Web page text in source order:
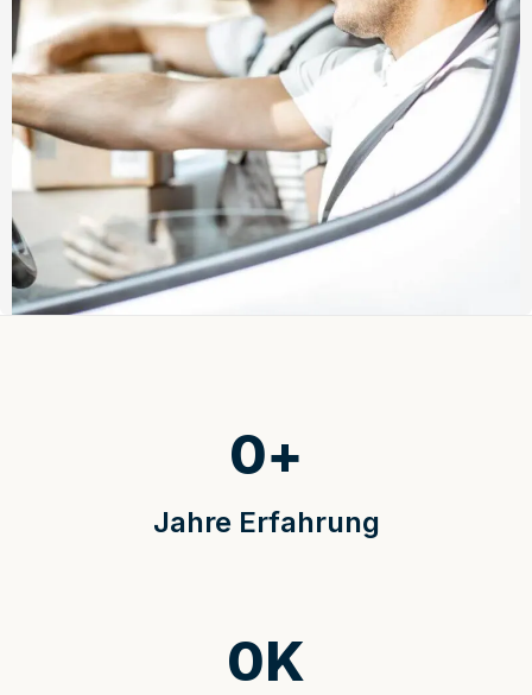
Jahre Erfahrung
0+
0K